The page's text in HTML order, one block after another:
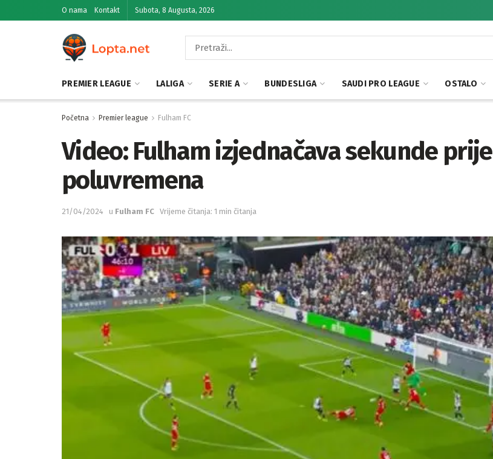
O nama Kontakt Subota, 8 Augusta, 2026
PREMIER LEAGUE LALIGA SERIE A BUNDESLIGA SAUDI PRO LEAGUE OSTALO
Početna Premier league Fulham FC
Video: Fulham izjednačava sekunde prije
poluvremena
21/04/2024 u Fulham FC Vrijeme čitanja: 1 min čitanja